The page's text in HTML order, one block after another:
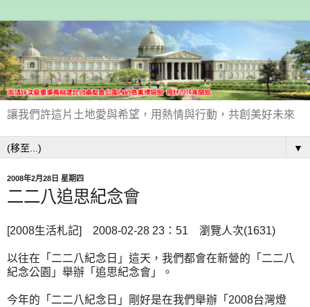
讓我們許這片土地愛與希望，用熱情與行動，共創美好未來
▼
2008年2月28日 星期四
二二八追思紀念會
[2008生活札記] 2008-02-28 23：51 瀏覽人次(1631)
以往在「二二八紀念日」這天，我們都會在新營的「二二八
紀念公園」舉辦「追思紀念會」。
今年的「二二八紀念日」剛好是在我們舉辦「2008台灣燈